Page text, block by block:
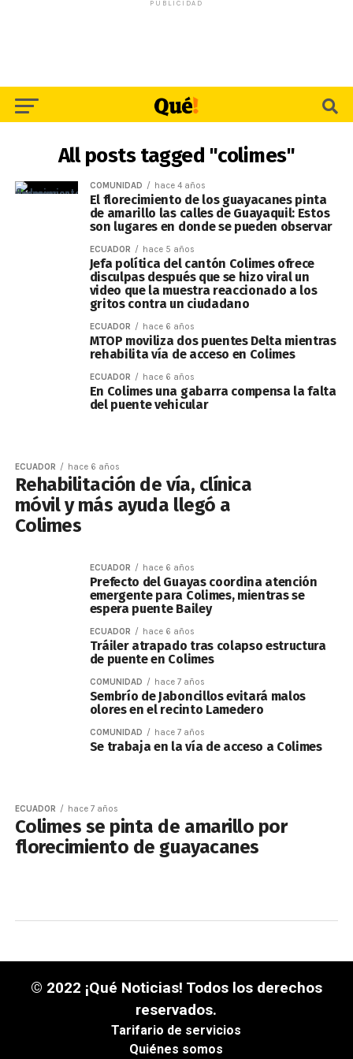
PUBLICIDAD
All posts tagged "colimes"
COMUNIDAD hace 4 años
El florecimiento de los guayacanes pinta
de amarillo las calles de Guayaquil: Estos
son lugares en donde se pueden observar
ECUADOR hace 5 años
Jefa política del cantón Colimes ofrece
disculpas después que se hizo viral un
video que la muestra reaccionado a los
gritos contra un ciudadano
ECUADOR hace 6 años
MTOP moviliza dos puentes Delta mientras
rehabilita vía de acceso en Colimes
ECUADOR hace 6 años
En Colimes una gabarra compensa la falta
del puente vehicular
ECUADOR hace 6 años
Rehabilitación de vía, clínica
móvil y más ayuda llegó a
Colimes
ECUADOR hace 6 años
Prefecto del Guayas coordina atención
emergente para Colimes, mientras se
espera puente Bailey
ECUADOR hace 6 años
Tráiler atrapado tras colapso estructura
de puente en Colimes
COMUNIDAD hace 7 años
Sembrío de Jaboncillos evitará malos
olores en el recinto Lamedero
COMUNIDAD hace 7 años
Se trabaja en la vía de acceso a Colimes
ECUADOR hace 7 años
Colimes se pinta de amarillo por
florecimiento de guayacanes
© 2022 ¡Qué Noticias! Todos los derechos
reservados.
Tarifario de servicios
Quiénes somos